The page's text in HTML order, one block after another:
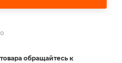
обращайтесь к